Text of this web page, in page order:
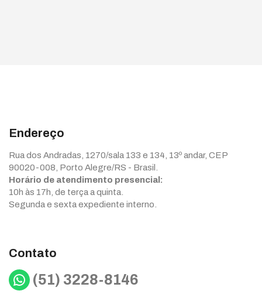
Endereço
Rua dos Andradas, 1270/sala 133 e 134, 13º andar, CEP
90020-008, Porto Alegre/RS - Brasil.
Horário de atendimento presencial:
10h às 17h, de terça a quinta.
Segunda e sexta expediente interno.
Contato
WhatsApp
(51) 3228-8146